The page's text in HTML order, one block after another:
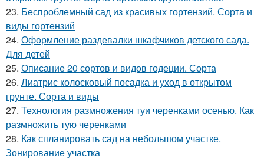
23. Беспроблемный сад из красивых гортензий. Сорта и
виды гортензий
24. Оформление раздевалки шкафчиков детского сада.
Для детей
25. Описание 20 сортов и видов годеции. Сорта
26. Лиатрис колосковый посадка и уход в открытом
грунте. Сорта и виды
27. Технология размножения туи черенками осенью. Как
размножить тую черенками
28. Как спланировать сад на небольшом участке.
Зонирование участка